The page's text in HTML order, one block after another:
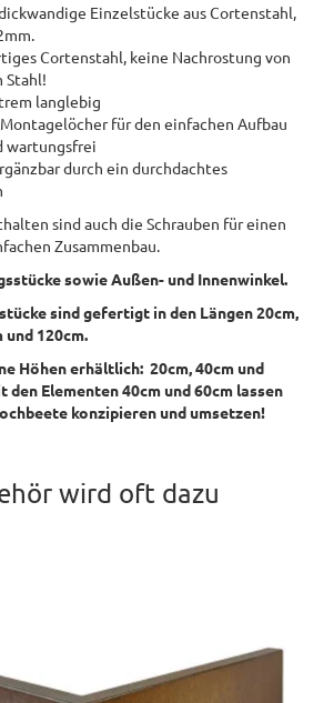
Einzelstücke aus Cortenstahl,
Cortenstahl, keine Nachrostung von
Stahl!
langlebig
für den einfachen Aufbau
wartungsfrei
durch ein durchdachtes
sind auch die Schrauben für einen
Zusammenbau.
sowie Außen- und Innenwinkel.
sind gefertigt in den Längen 20cm,
und 120cm.
Höhen erhältlich: 20cm, 40cm und
den Elementen 40cm und 60cm lassen
konzipieren und umsetzen!
wird oft dazu